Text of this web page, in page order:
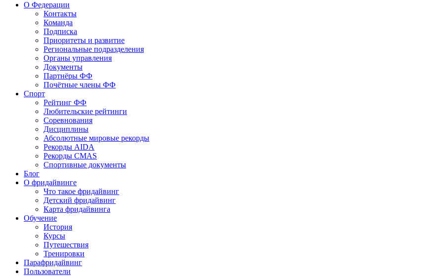
О Федерации
Контакты
Команда
Подписка
Приоритеты и развитие
Региональные подразделения
Органы управления
Документы
Партнёры ФФ
Почётные члены ФФ
Спорт
Рейтинг ФФ
Любительские рейтинги
Соревнования
Дисциплины
Абсолютные мировые рекорды
Рекорды AIDA
Рекорды CMAS
Спортивные документы
Блог
О фридайвинге
Что такое фридайвинг
Детский фридайвинг
Карта фридайвинга
Обучение
История
Курсы
Путешествия
Тренировки
Парафридайвинг
Пользователи